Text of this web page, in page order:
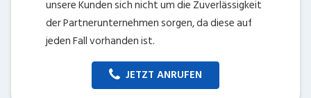
unsere Kunden sich nicht um die Zuverlässigkeit
der Partnerunternehmen sorgen, da diese auf
jeden Fall vorhanden ist.
JETZT ANRUFEN